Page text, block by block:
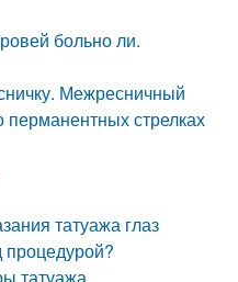
больно ли.
Межресничный
перманентных стрелках
татуажа глаз
процедурой?